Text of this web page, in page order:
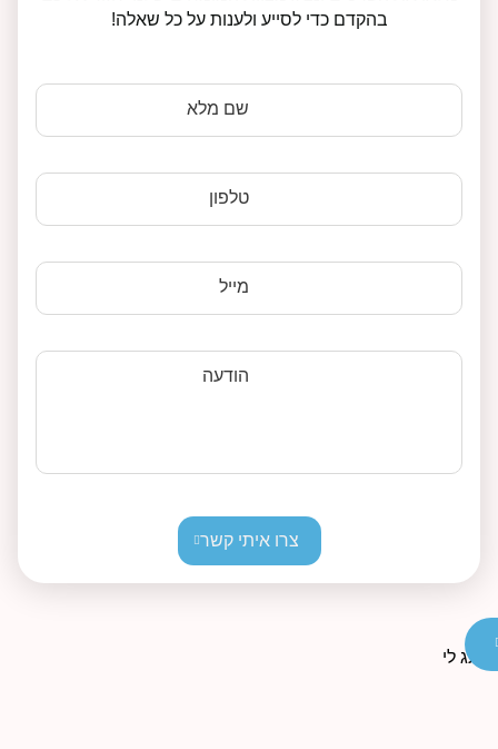
בהקדם כדי לסייע ולענות על כל שאלה!
שם מלא
טלפון
מייל
הודעה
צרו איתי קשר